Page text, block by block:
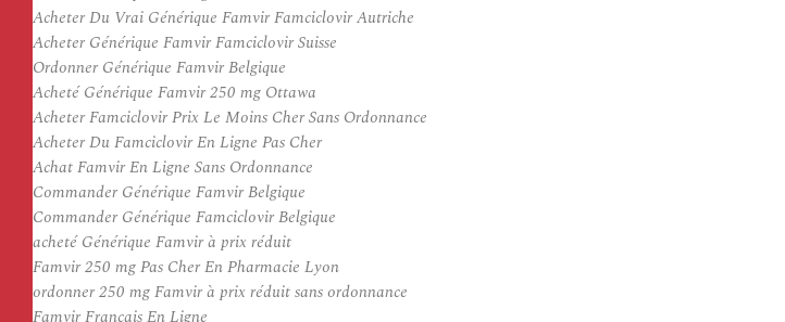
Acheter Du Vrai Générique Famvir Famciclovir Autriche
Acheter Générique Famvir Famciclovir Suisse
Ordonner Générique Famvir Belgique
Acheté Générique Famvir 250 mg Ottawa
Acheter Famciclovir Prix Le Moins Cher Sans Ordonnance
Acheter Du Famciclovir En Ligne Pas Cher
Achat Famvir En Ligne Sans Ordonnance
Commander Générique Famvir Belgique
Commander Générique Famciclovir Belgique
acheté Générique Famvir à prix réduit
Famvir 250 mg Pas Cher En Pharmacie Lyon
ordonner 250 mg Famvir à prix réduit sans ordonnance